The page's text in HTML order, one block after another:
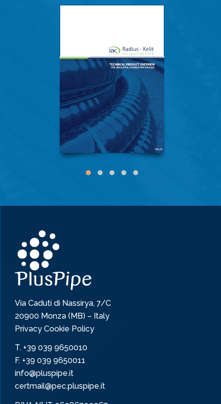
Via Caduti di Nassirya, 7/C
20900 Monza (MB) – Italy
Privacy Cookie Policy
T. +39 039 9650010
F. +39 039 9650011
info@pluspipe.it
certmail@pec.pluspipe.it